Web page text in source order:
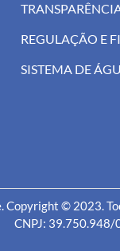
REGULAÇÃO E
SISTEMA DE
Copyright © 2023.
CNPJ: 39.750.948/